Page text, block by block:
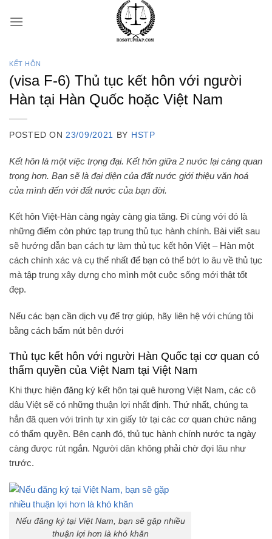
KẾT HÔN
(visa F-6) Thủ tục kết hôn với người
Hàn tại Hàn Quốc hoặc Việt Nam
POSTED ON 23/09/2021 BY HSTP
Kết hôn là một việc trọng đại. Kết hôn giữa 2 nước lại càng quan
trọng hơn. Bạn sẽ là đại diện của đất nước giới thiệu văn hoá
của mình đến với đất nước của bạn đời.
Kết hôn Việt-Hàn càng ngày càng gia tăng. Đi cùng với đó là
những điểm còn phức tạp trung thủ tục hành chính. Bài viết sau
sẽ hướng dẫn bạn cách tự làm thủ tục kết hôn Việt – Hàn một
cách chính xác và cụ thể nhất để bạn có thể bớt lo âu về thủ tục
mà tập trung xây dựng cho mình một cuộc sống mới thật tốt
đẹp.
Nếu các bạn cần dịch vụ để trợ giúp, hãy liên hệ với chúng tôi
bằng cách bấm nút bên dưới
Thủ tục kết hôn với người Hàn Quốc tại cơ quan có
thẩm quyền của Việt Nam tại Việt Nam
Khi thực hiện đăng ký kết hôn tại quê hương Việt Nam, các cô
dâu Việt sẽ có những thuận lợi nhất định. Thứ nhất, chúng ta
hẳn đã quen với trình tự xin giấy tờ tại các cơ quan chức năng
có thẩm quyền. Bên cạnh đó, thủ tục hành chính nước ta ngày
càng được rút ngắn. Người dân không phải chờ đợi lâu như
trước.
Nếu đăng ký tại Việt Nam, bạn sẽ gặp nhiều
thuận lợi hơn là khó khăn